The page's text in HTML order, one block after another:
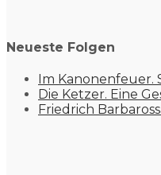
Neueste Folgen
Im Kanonenfeuer.
Die Ketzer. Eine
Friedrich